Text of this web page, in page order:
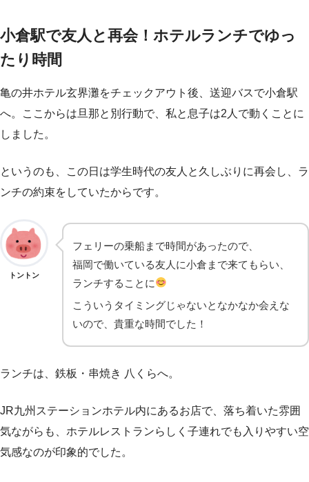
小倉駅で友人と再会！ホテルランチでゆっ
たり時間
亀の井ホテル玄界灘をチェックアウト後、送迎バスで小倉駅
へ。ここからは旦那と別行動で、私と息子は2人で動くことに
しました。
というのも、この日は学生時代の友人と久しぶりに再会し、ラ
ンチの約束をしていたからです。
トントン
フェリーの乗船まで時間があったので、
福岡で働いている友人に小倉まで来てもらい、
ランチすることに
こういうタイミングじゃないとなかなか会えな
いので、貴重な時間でした！
ランチは、鉄板・串焼き 八くらへ。
JR九州ステーションホテル内にあるお店で、落ち着いた雰囲
気ながらも、ホテルレストランらしく子連れでも入りやすい空
気感なのが印象的でした。